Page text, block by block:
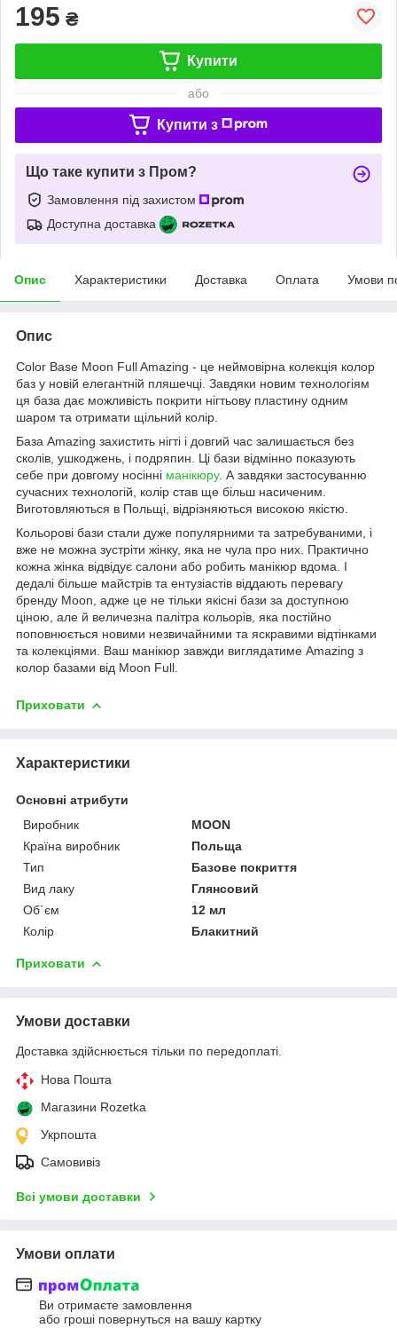
195 ₴
Купити
або
Купити з
Що таке купити з Пром?
Замовлення під захистом
Доступна доставка
Опис Характеристики Доставка Оплата Умови
Опис
Color Base Moon Full Amazing - це неймовірна колекція колор
баз у новій елегантній пляшечці. Завдяки новим технологіям
ця база дає можливість покрити нігтьову пластину одним
шаром та отримати щільний колір.
База Amazing захистить нігті і довгий час залишається без
сколів, ушкоджень, і подряпин. Ці бази відмінно показують
себе при довгому носінні манікюру. А завдяки застосуванню
сучасних технологій, колір став ще більш насиченим.
Виготовляються в Польщі, відрізняються високою якістю.
Кольорові бази стали дуже популярними та затребуваними, і
вже не можна зустріти жінку, яка не чула про них. Практично
кожна жінка відвідує салони або робить манікюр вдома. І
дедалі більше майстрів та ентузіастів віддають перевагу
бренду Moon, адже це не тільки якісні бази за доступною
ціною, але й величезна палітра кольорів, яка постійно
поповнюється новими незвичайними та яскравими відтінками
та колекціями. Ваш манікюр завжди виглядатиме Amazing з
колор базами від Moon Full.
Приховати
Характеристики
Основні атрибути
Виробник
MOON
Країна виробник
Польща
Тип
Базове покриття
Вид лаку
Глянсовий
Об`єм
12 мл
Колір
Блакитний
Приховати
Умови доставки
Доставка здійснюється тільки по передоплаті.
Нова Пошта
Магазини Rozetka
Укрпошта
Самовивіз
Всі умови доставки
Умови оплати
Ви отримаєте замовлення
або гроші повернуться на вашу картку